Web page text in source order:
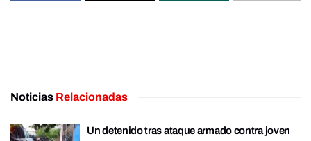
Noticias Relacionadas
Un detenido tras ataque armado contra joven